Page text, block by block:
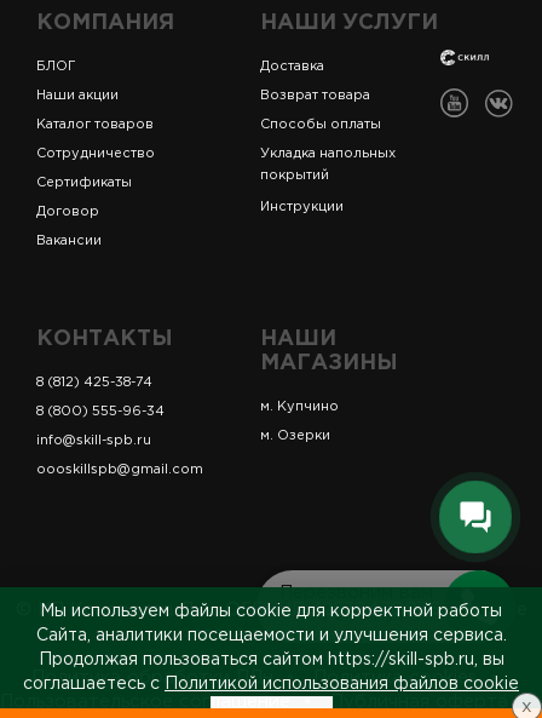
Перезвоним вам
за 5 минут
КОМПАНИЯ
БЛОГ
Наши акции
Каталог товаров
Сотрудничество
Сертификаты
Договор
Вакансии
НАШИ УСЛУГИ
Доставка
Возврат товара
Способы оплаты
Укладка напольных
покрытий
Инструкции
КОНТАКТЫ
8 (812) 425-38-74
8 (800) 555-96-34
info@skill-spb.ru
oooskillspb@gmail.com
НАШИ
МАГАЗИНЫ
м. Купчино
м. Озерки
© ИП Коновалов Д.А., ОГРНИП 325784700361023. Все
права защищены.
Политика обработки ПДн
Политика cookies
Пользовательское соглашение
Публичная оферта
Мы используем файлы cookie для корректной работы
Сайта, аналитики посещаемости и улучшения сервиса.
Продолжая пользоваться сайтом https://skill-spb.ru, вы
соглашаетесь с
Политикой использования файлов cookie
x